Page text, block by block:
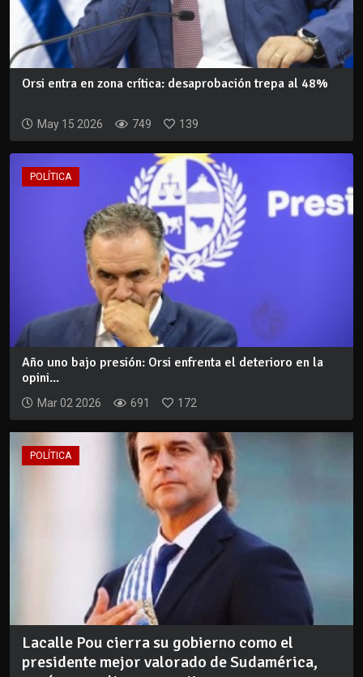
Orsi entra en zona crítica: desaprobación trepa al 48%
May 15 2026 749 139
POLÍTICA
Año uno bajo presión: Orsi enfrenta el deterioro en la
opini...
Mar 02 2026 691 172
POLÍTICA
Lacalle Pou cierra su gobierno como el
presidente mejor valorado de Sudamérica,